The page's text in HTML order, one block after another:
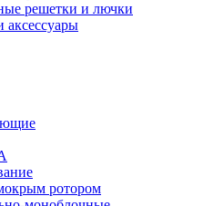
решетки и лючки
аксессуары
ротором